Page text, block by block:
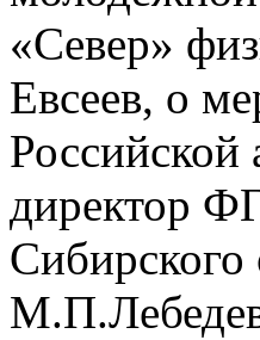
«Север»
Евсеев, о
Российской
директор
Сибирского